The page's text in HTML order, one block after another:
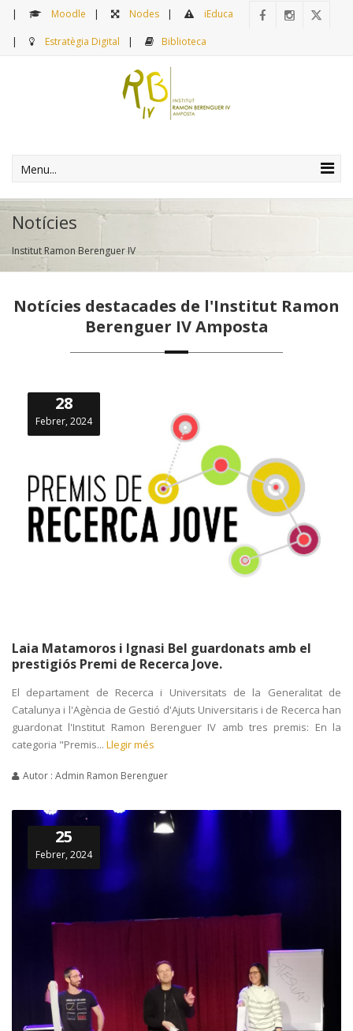
Moodle Nodes iEduca
Estratègia Digital Biblioteca
Menu...
Notícies
Institut Ramon Berenguer IV
Notícies destacades de l'Institut Ramon
Berenguer IV Amposta
28
Febrer, 2024
Laia Matamoros i Ignasi Bel guardonats amb el
prestigiós Premi de Recerca Jove.
El departament de Recerca i Universitats de la Generalitat de
Catalunya i l'Agència de Gestió d'Ajuts Universitaris i de Recerca han
guardonat l'Institut Ramon Berenguer IV amb tres premis: En la
categoria "Premis... Llegir més
Autor : Admin Ramon Berenguer
25
Febrer, 2024